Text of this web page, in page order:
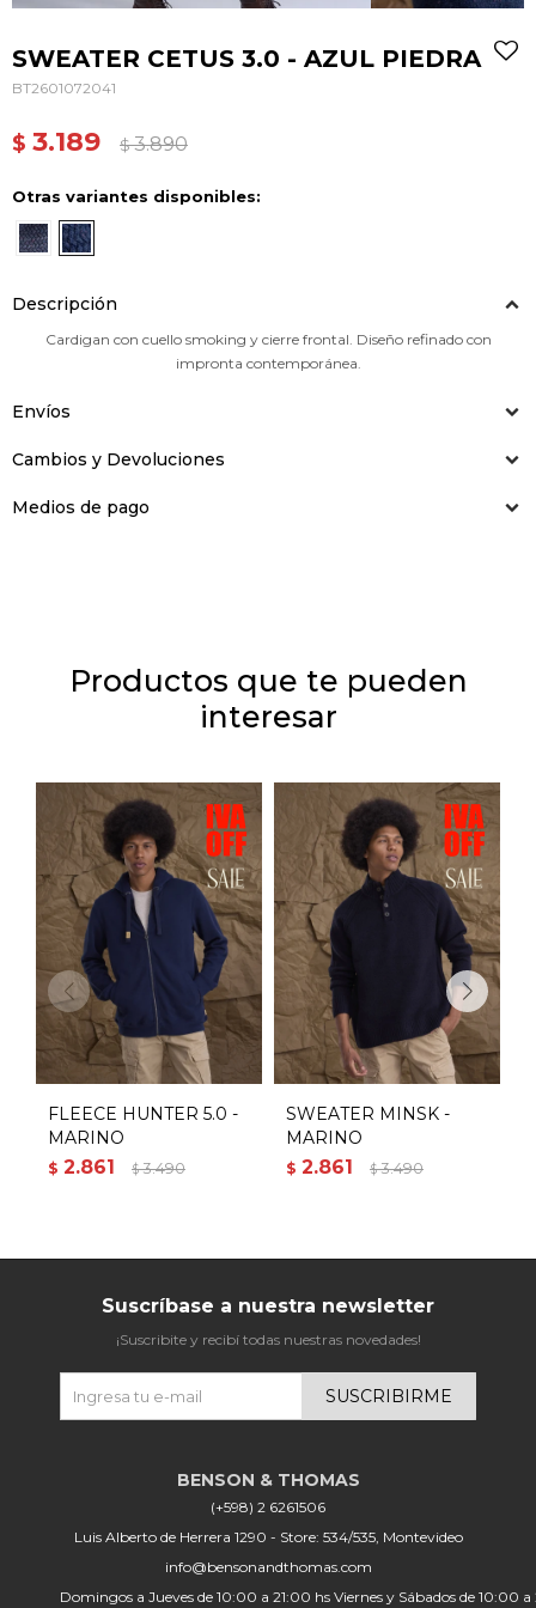
SWEATER CETUS 3.0 - AZUL PIEDRA
BT2601072041
$ 3.189 $ 3.890
Otras variantes disponibles:
Descripción
Cardigan con cuello smoking y cierre frontal. Diseño refinado con
impronta contemporánea.
Envíos
Cambios y Devoluciones
Medios de pago
Productos que te pueden
interesar
FLEECE HUNTER 5.0 -
MARINO
$ 2.861 $ 3.490
SWEATER MINSK -
MARINO
$ 2.861 $ 3.490
(+598) 2 6261506
Luis Alberto de Herrera 1290 - Store: 534/535, Montevideo
info@bensonandthomas.com
Domingos a Jueves de 10:00 a 21:00 hs Viernes y Sábados de 10:00
Suscríbase a nuestra newsletter
¡Suscribite y recibí todas nuestras novedades!
SUSCRIBIRME